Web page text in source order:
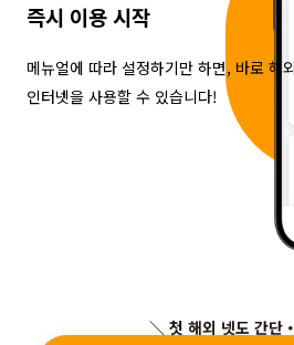
즉시 이용 시작
메뉴얼에 따라 설정하기만 하면, 바로 해
인터넷을 사용할 수 있습니다!
＼ 첫 해외 넷도 간단